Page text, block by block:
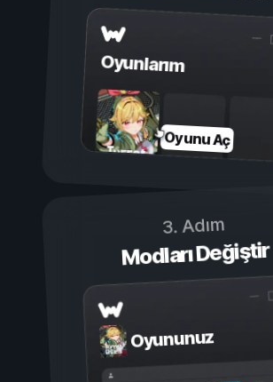
Oyunlarım
Oyunu Aç
3. Adım
Modları Değiştir
Oyununuz